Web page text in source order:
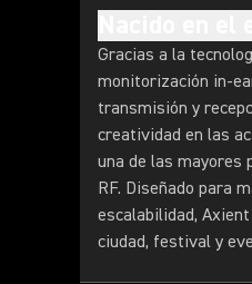
Gracias a la
monitorización in-
transmisión y
creatividad en las
una de las mayores
RF. Diseñado para
escalabilidad,
ciudad, festival y